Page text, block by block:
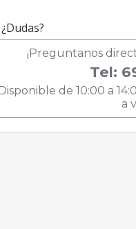
¿Dudas?
¡Preguntanos
Tel:
de 10:00 a
a